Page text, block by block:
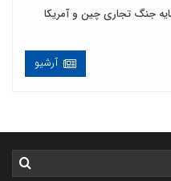
جنگ تجاری چین و آمریکا
آرشیو